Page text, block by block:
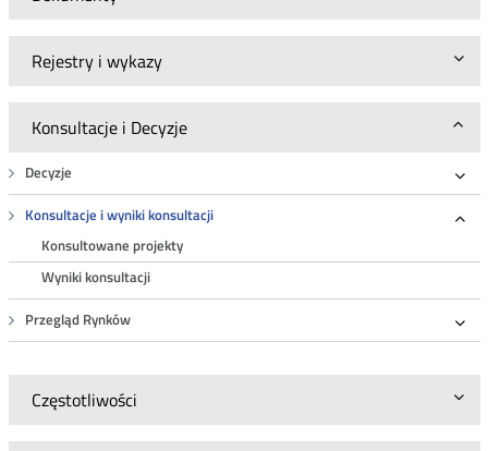
Rejestry i wykazy
Konsultacje i Decyzje
Decyzje
Konsultacje i wyniki konsultacji
Konsultowane projekty
Wyniki konsultacji
Przegląd Rynków
Częstotliwości